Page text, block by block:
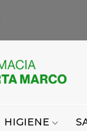
HIGIENE